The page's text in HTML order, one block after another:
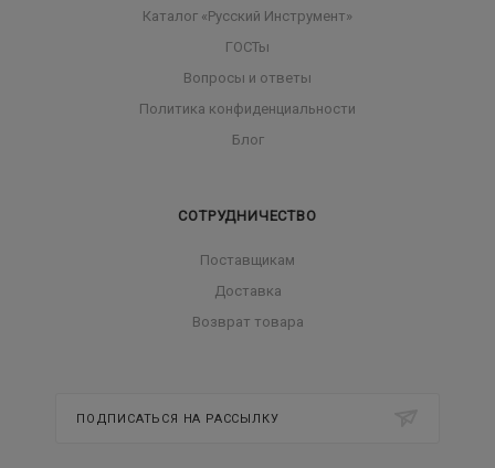
Каталог «Русский Инструмент»
ГОСТы
Вопросы и ответы
Политика конфиденциальности
Блог
СОТРУДНИЧЕСТВО
Поставщикам
Доставка
Возврат товара
ПОДПИСАТЬСЯ НА РАССЫЛКУ